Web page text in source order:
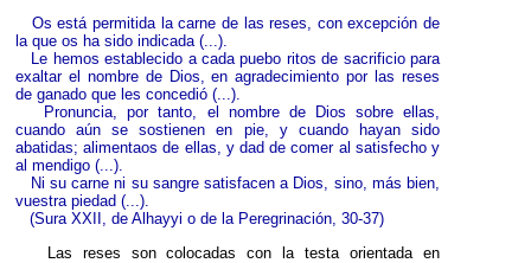
Os está permitida la carne de las reses, con excepción de
la que os ha sido indicada (...).
Le hemos establecido a cada puebo ritos de sacrificio para
exaltar el nombre de Dios, en agradecimiento por las reses
de ganado que les concedió (...).
Pronuncia, por tanto, el nombre de Dios sobre ellas,
cuando aún se sostienen en pie, y cuando hayan sido
abatidas; alimentaos de ellas, y dad de comer al satisfecho y
al mendigo (...).
Ni su carne ni su sangre satisfacen a Dios, sino, más bien,
vuestra piedad (...).
(Sura XXII, de Alhayyi o de la Peregrinación, 30-37)
Las reses son colocadas con la testa orientada en